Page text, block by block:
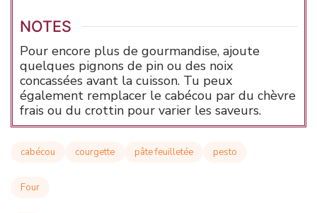
NOTES
Pour encore plus de gourmandise, ajoute
quelques pignons de pin ou des noix
concassées avant la cuisson. Tu peux
également remplacer le cabécou par du chèvre
frais ou du crottin pour varier les saveurs.
cabécou courgette pâte feuilletée pesto
Four